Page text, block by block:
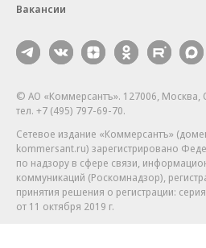
Вакансии
© АО «Коммерсантъ». 127006, Москва,
тел. +7 (495) 797-69-70.
Сетевое издание «Коммерсантъ»
kommersant.ru) зарегистрировано
по надзору в сфере связи,
коммуникаций (Роскомнадзор),
принятия решения о регистрации: серия
от 11 октября 2019 г.